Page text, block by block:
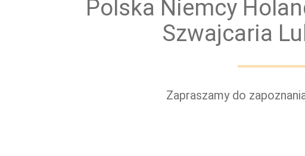
Polska Niemcy
Szwajcaria
Zapraszamy do